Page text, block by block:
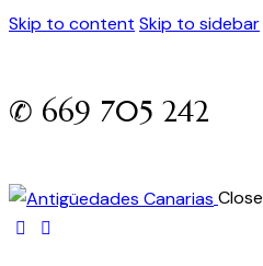
Skip to content Skip to sidebar
✆ 669 705 242
Close